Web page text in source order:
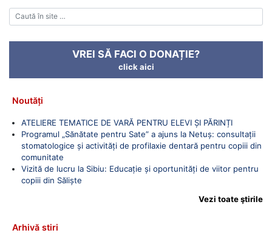
VREI SĂ FACI O DONAȚIE?
click aici
Noutăți
ATELIERE TEMATICE DE VARĂ PENTRU ELEVI ȘI PĂRINȚI
Programul „Sănătate pentru Sate” a ajuns la Netuș: consultații
stomatologice și activități de profilaxie dentară pentru copiii din
comunitate
Vizită de lucru la Sibiu: Educație și oportunități de viitor pentru
copiii din Săliște
Vezi toate ştirile
Arhivă stiri